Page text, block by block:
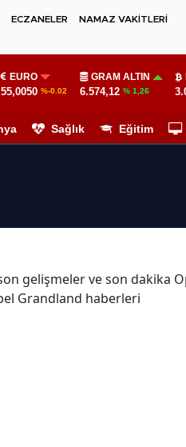
ECZANELER
NAMAZ VAKİTLERİ
EURO
55,0050 %-0.02
GRAM ALTIN
6.574,12 % 1,26
Sağlık Eğitim
gelişmeler ve son dakika
Grandland haberleri